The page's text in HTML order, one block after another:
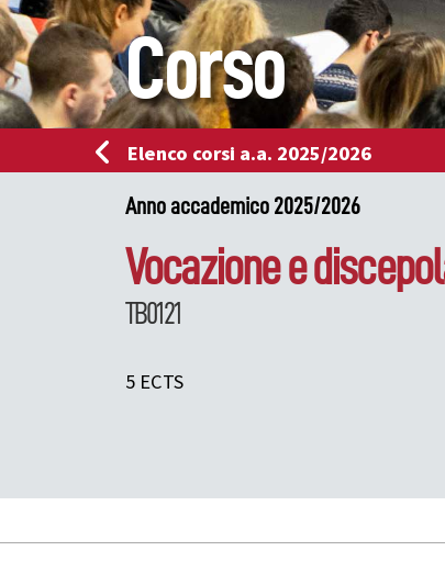
Corso
Elenco corsi a.a. 2025/2026
Anno accademico 2025/2026
Vocazione e
TB0121
5 ECTS